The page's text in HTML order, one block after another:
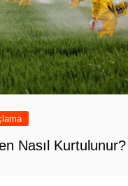
Nasıl Kurtulunur?